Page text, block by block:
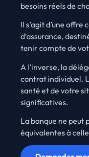
besoins réels de
Il s’agit d’une
d’assurance,
tenir compte de
A l’inverse, la
contrat individuel.
santé et de votre
significatives.
La banque ne peut
équivalentes à